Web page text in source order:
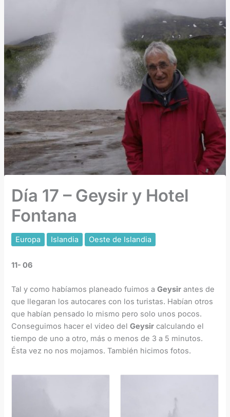
Día 17 – Geysir y Hotel
Fontana
Europa Islandia Oeste de Islandia
11- 06
Tal y como habíamos planeado fuimos aGeysir antes de
que llegaran los autocares con los turistas. Habían otros
que habían pensado lo mismo pero solo unos pocos.
Conseguimos hacer el video delGeysir calculando el
tiempo de uno a otro, más o menos de 3 a 5 minutos.
Ésta vez no nos mojamos. También hicimos fotos.